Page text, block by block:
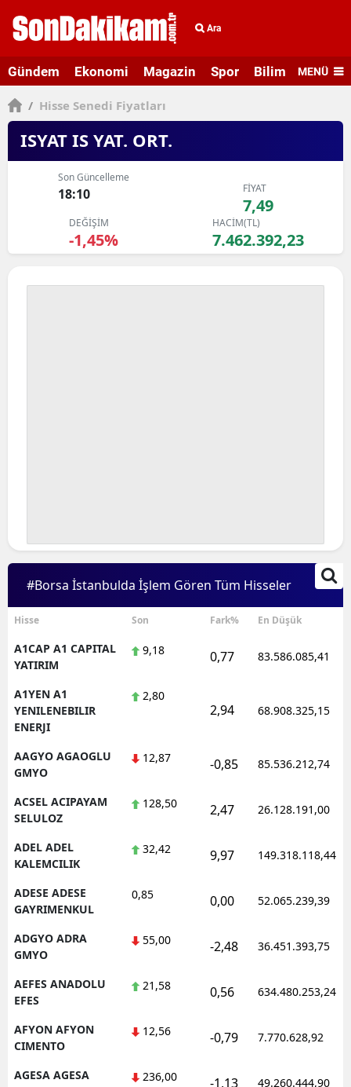
Ara
Gündem Ekonomi Magazin Spor Bilim veMENÜ
/ Hisse Senedi Fiyatları
ISYAT IS YAT. ORT.
Son Güncelleme
18:10 FİYAT
7,49
DEĞİŞİM
-1,45%
HACİM(TL)
7.462.392,23
#Borsa İstanbulda İşlem Gören Tüm Hisseler
Hisse Son Fark% En Düşük
A1CAP A1 CAPITAL
YATIRIM
9,18 0,77 83.586.085,41
A1YEN A1
YENILENEBILIR
ENERJI
2,80
2,94 68.908.325,15
AAGYO AGAOGLU
GMYO
12,87 -0,85 85.536.212,74
ACSEL ACIPAYAM
SELULOZ
128,50 2,47 26.128.191,00
ADEL ADEL
KALEMCILIK
32,42 9,97 149.318.118,44
ADESE ADESE
GAYRIMENKUL
0,85 0,00 52.065.239,39
ADGYO ADRA
GMYO
55,00 -2,48 36.451.393,75
AEFES ANADOLU
EFES
21,58 0,56 634.480.253,24
AFYON AFYON
CIMENTO
12,56 -0,79 7.770.628,92
AGESA AGESA
236,00 -1,13 49.260.444,90